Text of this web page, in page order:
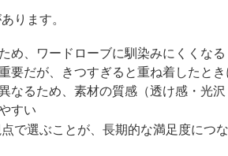
ります。
め、ワードローブに馴染みにくくなる
要だが、きつすぎると重ね着したと
なるため、素材の質感（透け感・光
すい
選ぶことが、長期的な満足度につな